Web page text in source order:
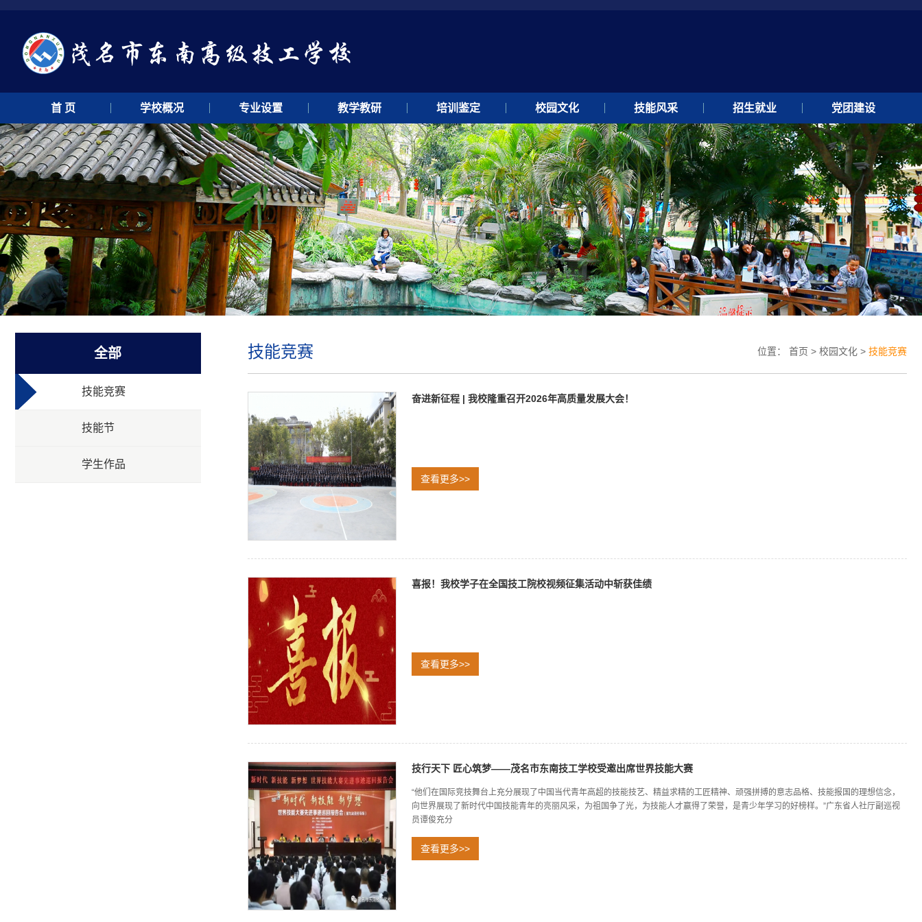
首 页 学校概况 专业设置 教学教研 培训鉴定 校园文化 技能风采 招生就业 党团建设
全部
技能竞赛
技能节
学生作品
技能竞赛 位置： 首页 > 校园文化> 技能竞赛
奋进新征程 | 我校隆重召开2026年高质量发展大会！
查看更多>>
喜报！我校学子在全国技工院校视频征集活动中斩获佳绩
查看更多>>
技行天下 匠心筑梦——茂名市东南技工学校受邀出席世界技能大赛
“他们在国际竞技舞台上充分展现了中国当代青年高超的技能技艺、精益求精的工匠精神、顽强拼搏的意志品格、技能报国的理想信念，
向世界展现了新时代中国技能青年的亮丽风采，为祖国争了光，为技能人才赢得了荣誉，是青少年学习的好榜样。”广东省人社厅副巡视
员谭俊充分
查看更多>>